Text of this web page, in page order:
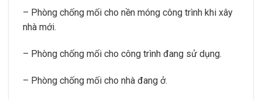
– Phòng chống mối cho nền móng công trình khi xây
nhà mới.
– Phòng chống mối cho công trình đang sử dụng.
– Phòng chống mối cho nhà đang ở.